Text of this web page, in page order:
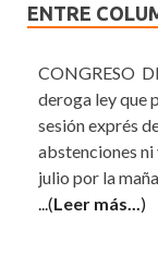
ENTRE
CONGRESO
deroga ley que
sesión exprés
abstenciones
julio por la
...(Leer más... )